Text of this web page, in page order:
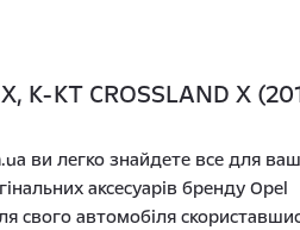
КТ CROSSLAND X
ви легко знайдете все для
аксесуарів бренду Opel
свого автомобіля